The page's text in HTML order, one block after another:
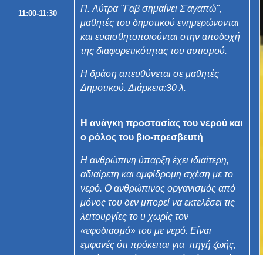
11:00-11:30
Π. Λύτρα "Γαβ σημαίνει Σ'αγαπώ",
μαθητές του δημοτικού ενημερώνονται
και ευαισθητοποιούνται στην αποδοχή
της διαφορετικότητας του αυτισμού.
Η δράση απευθύνεται σε μαθητές
Δημοτικού. Διάρκεια:30 λ.
Η ανάγκη προστασίας του νερού και
ο ρόλος του βιο-πρεσβευτή
Η ανθρώπινη ύπαρξη έχει ιδιαίτερη,
αδιαίρετη και αμφίδρομη σχέση με το
νερό. Ο ανθρώπινος οργανισμός από
μόνος του δεν μπορεί να εκτελέσει τις
λειτουργίες το υ χωρίς τον
«εφοδιασμό» του με νερό. Είναι
εμφανές ότι πρόκειται για πηγή ζωής,